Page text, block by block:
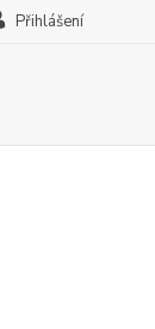
Přihlášení